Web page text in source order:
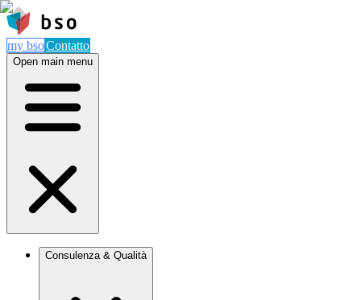
my bsoContatto
Open main menu
Consulenza & Qualità